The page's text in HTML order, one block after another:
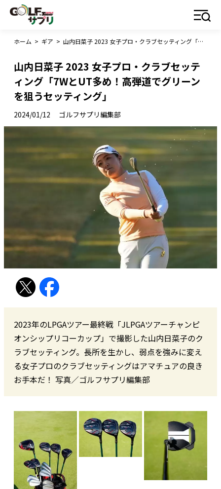
ホーム > ギア > 山内日菜子 2023 女子プロ・クラブセッティング「7WとUT多め！高弾道でグリーンを狙うセッティング」
山内日菜子 2023 女子プロ・クラブセッテ
ィング「7WとUT多め！高弾道でグリーン
を狙うセッティング」
2024/01/12 ゴルフサプリ編集部
2023年のLPGAツアー最終戦「JLPGAツアーチャンピ
オンシップリコーカップ」で撮影した山内日菜子のク
ラブセッティング。長所を生かし、弱点を強みに変え
る女子プロのクラブセッティングはアマチュアの良き
お手本だ！ 写真／ゴルフサプリ編集部